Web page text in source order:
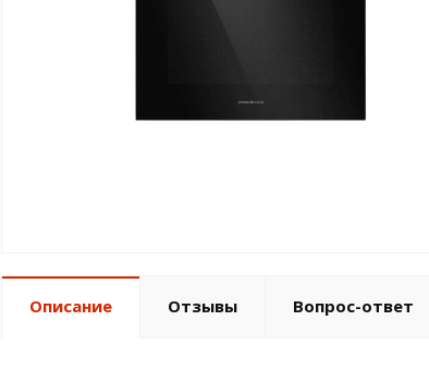
Описание Отзывы Вопрос-ответ